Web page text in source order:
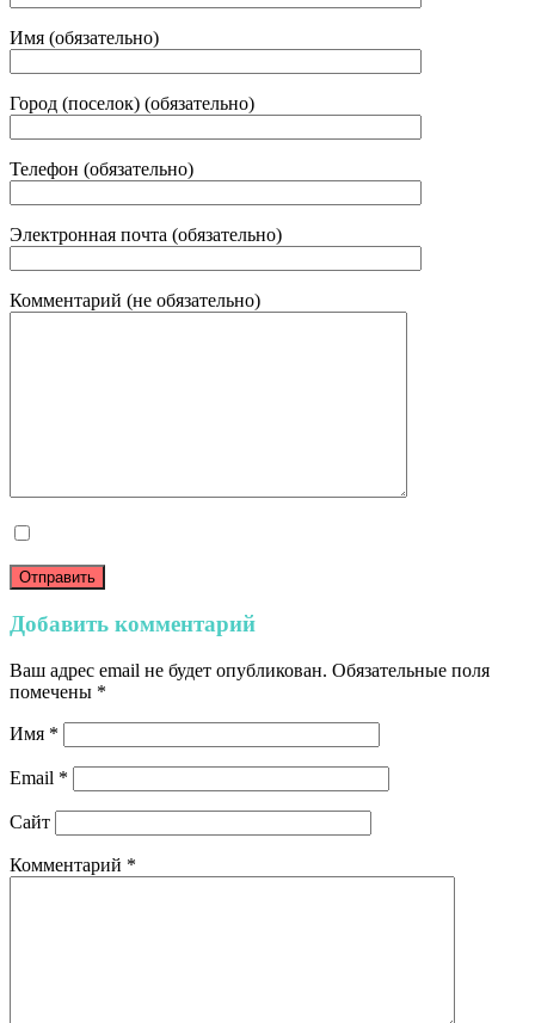
Имя (обязательно)
Город (поселок) (обязательно)
Телефон (обязательно)
Электронная почта (обязательно)
Комментарий (не обязательно)
Добавить комментарий
Ваш адрес email не будет опубликован. Обязательные поля
помечены *
Имя *
Email *
Сайт
Комментарий *